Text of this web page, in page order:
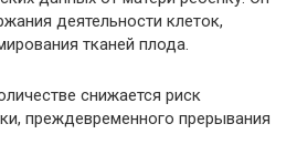
деятельности клеток,
тканей плода.
снижается риск
преждевременного прерывания